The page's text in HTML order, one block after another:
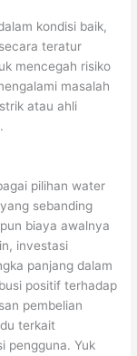
kondisi baik,
teratur
mencegah risiko
masalah
atau ahli
pilihan water
sebanding
biaya awalnya
investasi
panjang dalam
positif terhadap
pembelian
terkait
pengguna. Yuk